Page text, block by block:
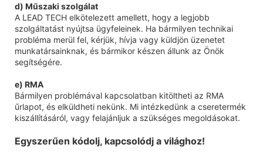
d) Műszaki szolgálat
A LEAD TECH elkötelezett amellett, hogy a legjobb
szolgáltatást nyújtsa ügyfeleinek. Ha bármilyen technikai
probléma merül fel, kérjük, hívja vagy küldjön üzenetet
munkatársainknak, és bármikor készen állunk az Önök
segítségére.
e) RMA
Bármilyen problémával kapcsolatban kitöltheti az RMA
űrlapot, és elküldheti nekünk. Mi intézkedünk a cseretermék
kiszállításáról, vagy felajánljuk a szükséges megoldásokat.
Egyszerűen kódolj, kapcsolódj a világhoz!